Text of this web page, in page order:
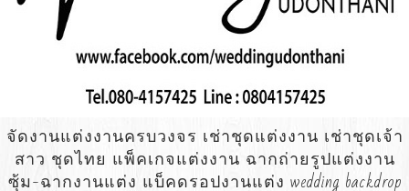
จัดงานแต่งงานครบวงจร เช่าชุดแต่งงาน เช่าชุดเจ้า
สาว ชุดไทย แพ็คเกจแต่งงาน ฉากถ่ายรูปแต่งงาน
ซุ้ม-ฉากงานแต่ง แบ็คดรอปงานแต่ง wedding backdrop